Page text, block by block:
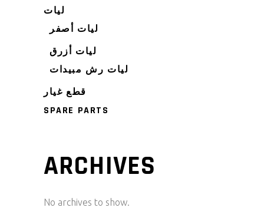
ليات
ليات أصفر
ليات أزرق
ليات رش مبيدات
قطع غيار
SPARE PARTS
ARCHIVES
No archives to show.